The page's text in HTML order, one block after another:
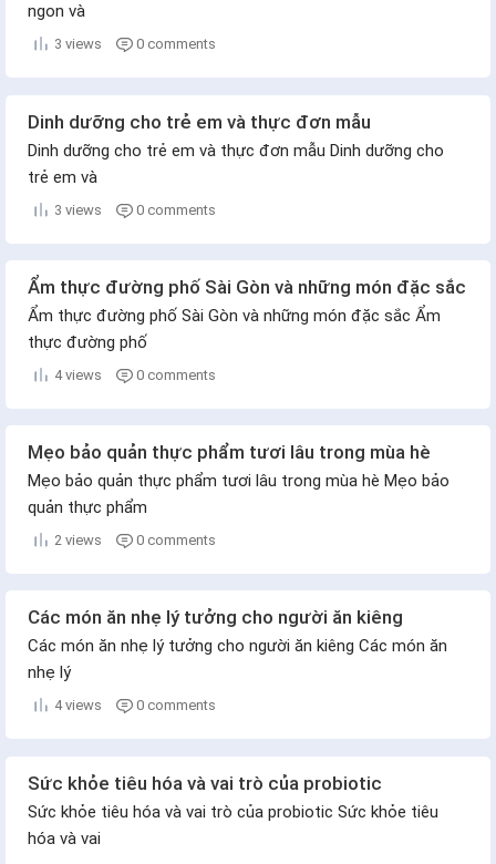
ngon và
3 views 0 comments
Dinh dưỡng cho trẻ em và thực đơn mẫu
Dinh dưỡng cho trẻ em và thực đơn mẫu Dinh dưỡng cho
trẻ em và
3 views 0 comments
Ẩm thực đường phố Sài Gòn và những món đặc sắc
Ẩm thực đường phố Sài Gòn và những món đặc sắc Ẩm
thực đường phố
4 views 0 comments
Mẹo bảo quản thực phẩm tươi lâu trong mùa hè
Mẹo bảo quản thực phẩm tươi lâu trong mùa hè Mẹo bảo
quản thực phẩm
2 views 0 comments
Các món ăn nhẹ lý tưởng cho người ăn kiêng
Các món ăn nhẹ lý tưởng cho người ăn kiêng Các món ăn
nhẹ lý
4 views 0 comments
Sức khỏe tiêu hóa và vai trò của probiotic
Sức khỏe tiêu hóa và vai trò của probiotic Sức khỏe tiêu
hóa và vai